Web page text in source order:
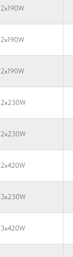
2x190W
2x190W
2x190W
2x230W
2x230W
2x420W
3x230W
3x420W